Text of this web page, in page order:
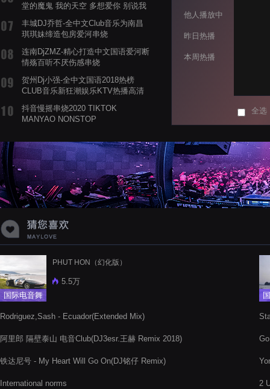
堂的魔鬼 我的天空 多想爱你 别说我
丰城DJ乔哲-全中文Club音乐为南昌
琪琪妹缔造包房爱河串烧
连南DjZMZ-精心打造中文国语爱河断
情殇百听不厌伤感串烧
贺州Dj小强-全中文国语2018热榜
CLUB音乐新狂潮娱乐KTV热播高清
抖音慢摇串烧2020 TIKTOK
MANYAO NONSTOP
蝉爸爸妈妈爱存在夏天的风是想你的
声音啊
他人播放中
昨日热播
本周热播
全选
国际电音舞
PHUT HON（幻化版）
5.5万
Rodriguez,Sash - Ecuador(Extended Mix)
阿里郎 隔壁泰山 电音Club(DJ3esr.王赫 Remix 2018)
铁达尼号 - My Heart Will Go On(DJ铭仔 Remix)
International norms 2